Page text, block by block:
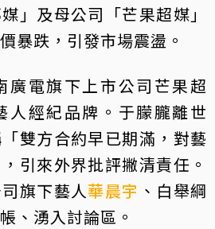
」及母公司「芒果超媒」
暴跌，引發市場震盪。
廣電旗下上市公司芒果超
人經紀品牌。于朦朧離世
雙方合約早已期滿，對藝
引來外界批評撇清責任。
旗下藝人華晨宇 、白舉綱
、湧入討論區。